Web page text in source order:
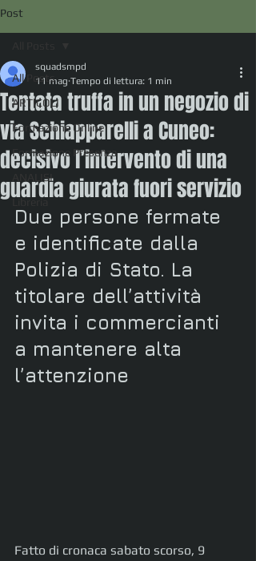
Post
All Posts
ARTICOLI
Formazione Online
Formazione Presenza
ANALISI
Libreria
Tentata truffa in un negozio di
via Schiapparelli a Cuneo:
decisivo l’intervento di una
guardia giurata fuori servizio
squadsmpd
11 mag Tempo di lettura: 1 min
Due persone fermate
e identificate dalla
Polizia di Stato. La
titolare dell’attività
invita i commercianti
a mantenere alta
l’attenzione
Fatto di cronaca sabato scorso, 9